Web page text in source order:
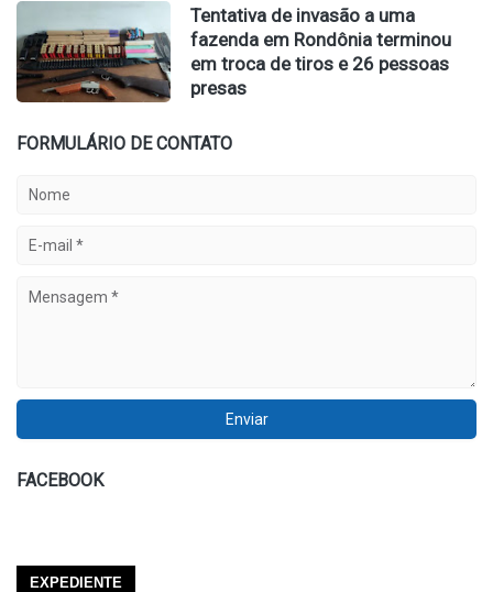
Tentativa de invasão a uma
fazenda em Rondônia terminou
em troca de tiros e 26 pessoas
presas
FORMULÁRIO DE CONTATO
FACEBOOK
EXPEDIENTE